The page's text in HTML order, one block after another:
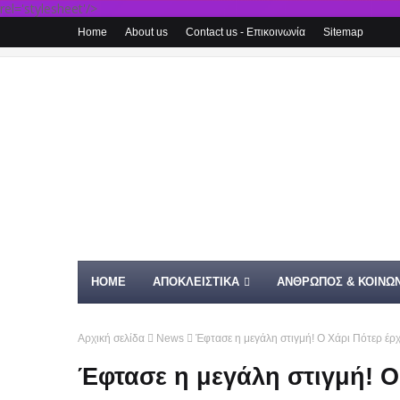
rel='stylesheet'/>
Home About us Contact us - Επικοινωνία Sitemap
HOME ΑΠΟΚΛΕΙΣΤΙΚΑ ΑΝΘΡΩΠΟΣ &
Αρχική σελίδα News Έφτασε η μεγάλη στιγμή! Ο Χάρι Πότερ
Έφτασε η μεγάλη στιγμή! Ο